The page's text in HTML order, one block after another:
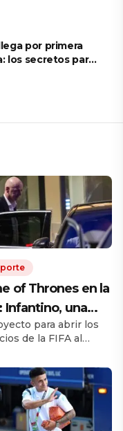
por primera
los secretos para
of Thrones en la
Infantino, una
en marcha y
por el trono
para abrir los
de la FIFA al
disputa interna.
cuestiona al
mientras
África y parte
cierran filas